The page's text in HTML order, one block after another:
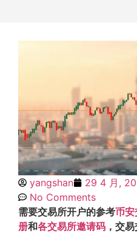
yangshan 29 4 月,
No Comments
需要交易所开户的参考币安
册和各交易所邀请码 ，交